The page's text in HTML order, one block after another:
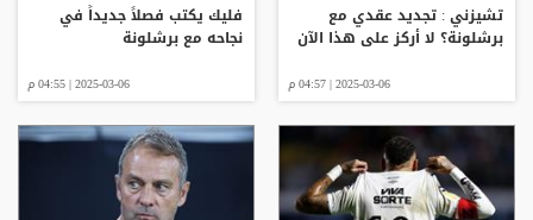
تشيزني : تجديد عقدي مع
برشلونة؟ لا أركز على هذا الآن
2025-03-06 | 04:57 م
فليك يكتب فصلاً جديداً في
نجاحه مع برشلونة
2025-03-06 | 04:55 م